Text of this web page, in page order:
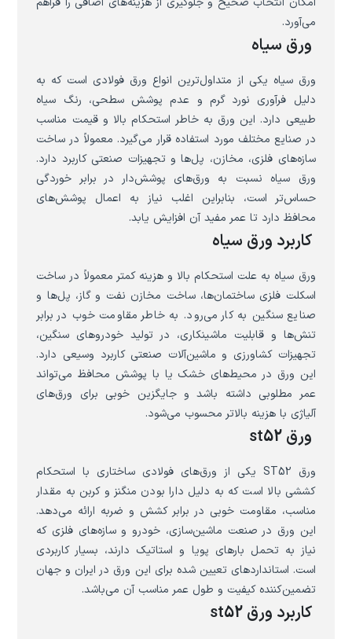
می‌آورد.
ورق سیاه
ورق سیاه یکی از متداول‌ترین انواع ورق فولادی است که به
دلیل فرآوری نورد گرم و عدم پوشش سطحی، رنگ سیاه
طبیعی دارد. این ورق به خاطر استحکام بالا و قیمت مناسب
در صنایع مختلف مورد استفاده قرار می‌گیرد. معمولاً در ساخت
سازه‌های فلزی، مخازن، پل‌ها و تجهیزات صنعتی کاربرد دارد.
ورق سیاه نسبت به ورق‌های پوشش‌دار در برابر خوردگی
حساس‌تر است، بنابراین اغلب نیاز به اعمال پوشش‌های
محافظ دارد تا عمر مفید آن افزایش یابد.
کاربرد ورق سیاه
ورق سیاه به علت استحکام بالا و هزینه کمتر معمولاً در ساخت
اسکلت فلزی ساختمان‌ها، ساخت مخازن نفت و گاز، پل‌ها و
صنایع سنگین به کار می‌رود. به خاطر مقاومت خوب در برابر
تنش‌ها و قابلیت ماشینکاری، در تولید خودروهای سنگین،
تجهیزات کشاورزی و ماشین‌آلات صنعتی کاربرد وسیعی دارد.
این ورق در محیط‌های خشک یا با پوشش محافظ می‌تواند
عمر مطلوبی داشته باشد و جایگزین خوبی برای ورق‌های
آلیاژی با هزینه بالاتر محسوب می‌شود.
ورق st52
ورق ST52 یکی از ورق‌های فولادی ساختاری با استحکام
کششی بالا است که به دلیل دارا بودن منگنز و کربن به مقدار
مناسب، مقاومت خوبی در برابر کشش و ضربه ارائه می‌دهد.
این ورق در صنعت ماشین‌سازی، خودرو و سازه‌های فلزی که
نیاز به تحمل بارهای پویا و استاتیک دارند، بسیار کاربردی
است. استانداردهای تعیین شده برای این ورق در ایران و جهان
تضمین‌کننده کیفیت و طول عمر مناسب آن می‌باشد.
کاربرد ورق st52